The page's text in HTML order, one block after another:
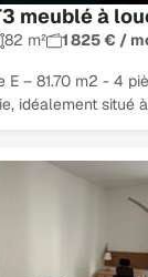
meublé à
82 m² 1 825 € /
E – 81.70 m2 - 4
idéalement situé